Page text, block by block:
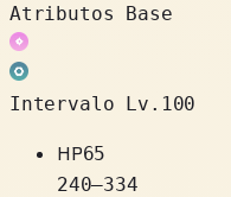
Atributos Base
Intervalo Lv.100
HP65
240–334